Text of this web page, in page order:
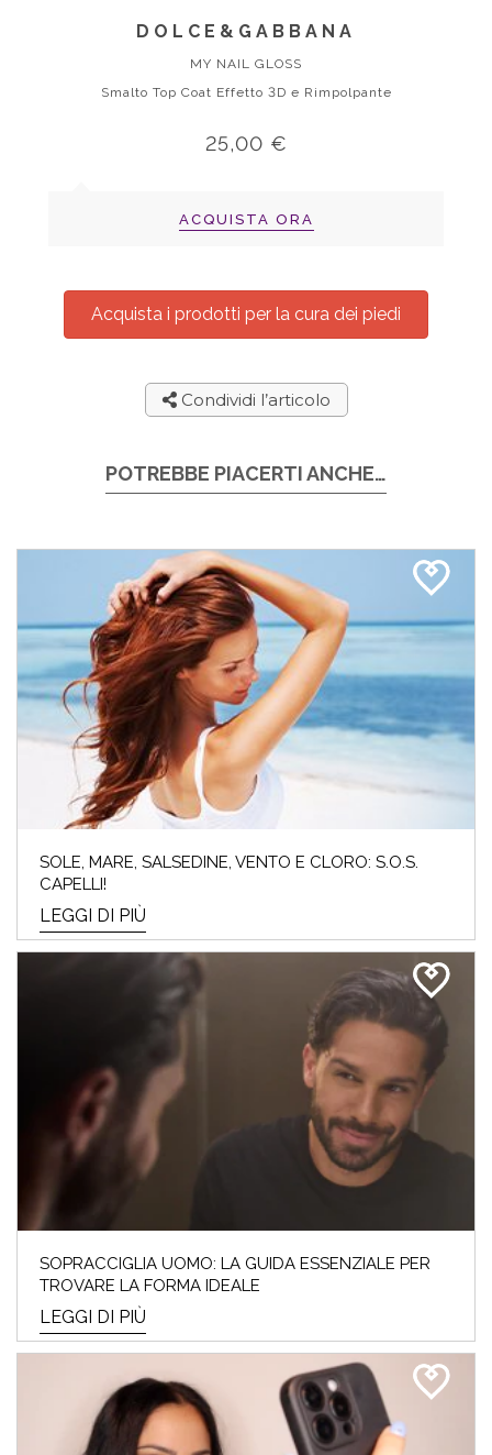
DOLCE&GABBANA
MY NAIL GLOSS
Smalto Top Coat Effetto 3D e Rimpolpante
25,00 €
ACQUISTA ORA
Acquista i prodotti per la cura dei piedi
Condividi l’articolo
POTREBBE PIACERTI ANCHE…
SOLE, MARE, SALSEDINE, VENTO E CLORO: S.O.S.
CAPELLI!
LEGGI DI PIÙ
SOPRACCIGLIA UOMO: LA GUIDA ESSENZIALE PER
TROVARE LA FORMA IDEALE
LEGGI DI PIÙ